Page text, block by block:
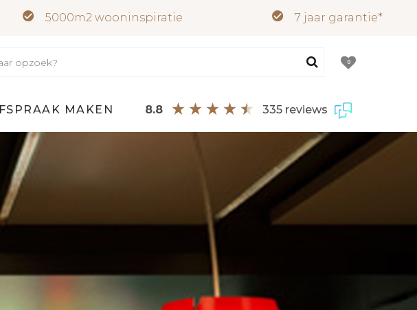
5000m2 wooninspiratie 7 jaar garantie*
MAKEN
0
8.8 335 reviews